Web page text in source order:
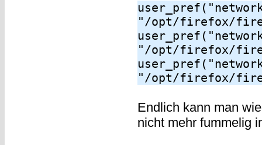
"/opt/firefox/
"/opt/firefox/
"/opt/firefox/
Endlich kann man
nicht mehr fummelig